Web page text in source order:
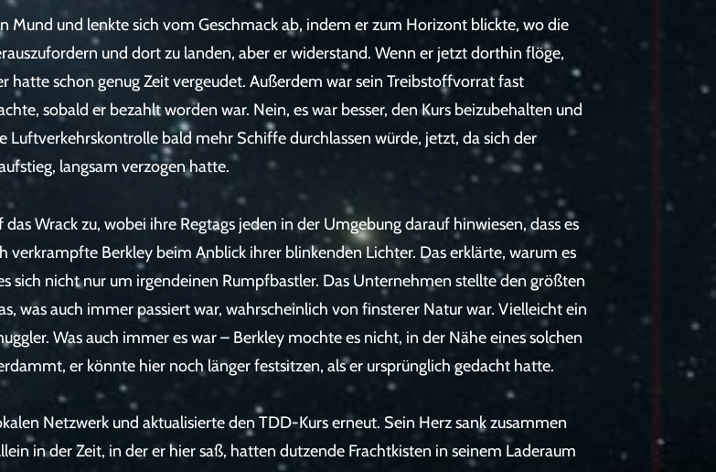
Mund und lenkte sich vom Geschmack ab, indem er zum Horizont blickte, wo die
und dort zu landen, aber er widerstand. Wenn er jetzt dorthin flöge,
hatte schon genug Zeit vergeudet. Außerdem war sein Treibstoffvorrat fast
sobald er bezahlt worden war. Nein, es war besser, den Kurs beizubehalten und
Luftverkehrskontrolle bald mehr Schiffe durchlassen würde, jetzt, da sich der
langsam verzogen hatte.
Wrack zu, wobei ihre Regtags jeden in der Umgebung darauf hinwiesen, dass es
verkrampfte Berkley beim Anblick ihrer blinkenden Lichter. Das erklärte, warum es
sich nicht nur um irgendeinen Rumpfbastler. Das Unternehmen stellte den größten
was auch immer passiert war, wahrscheinlich von finsterer Natur war. Vielleicht ein
Was auch immer es war – Berkley mochte es nicht, in der Nähe eines solchen
er könnte hier noch länger festsitzen, als er ursprünglich gedacht hatte.
Netzwerk und aktualisierte den TDD-Kurs erneut. Sein Herz sank zusammen
in der Zeit, in der er hier saß, hatten dutzende Frachtkisten in seinem Laderaum